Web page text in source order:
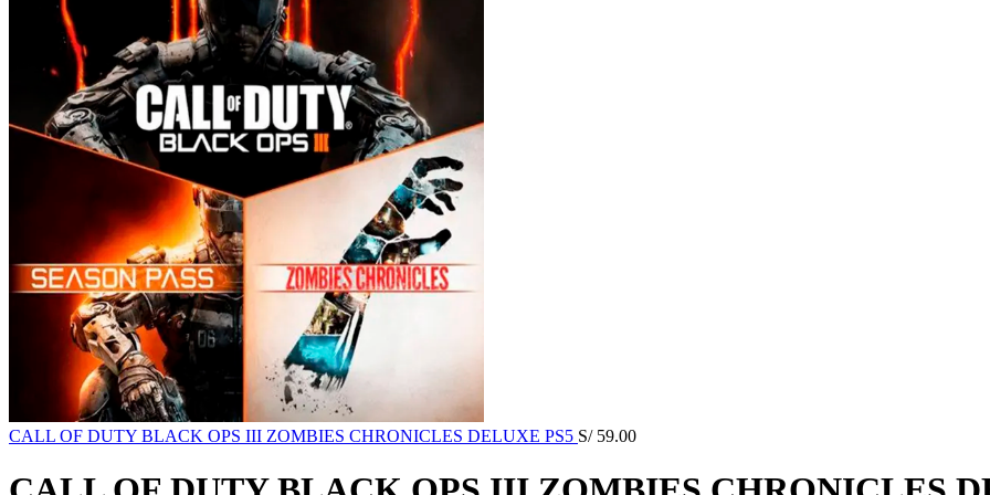
CALL OF DUTY BLACK OPS III ZOMBIES CHRONICLES DELUXE PS5 S/59.00